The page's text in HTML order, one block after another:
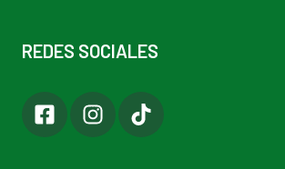
REDES SOCIALES